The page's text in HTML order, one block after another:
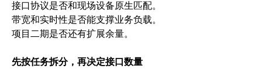
接口协议是否和现场设备原生匹配。
带宽和实时性是否能支撑业务负载。
项目二期是否还有扩展余量。
先按任务拆分，再决定接口数量